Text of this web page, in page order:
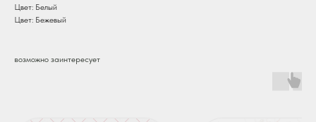
Цвет: Белый
Цвет: Бежевый
возможно заинтересует